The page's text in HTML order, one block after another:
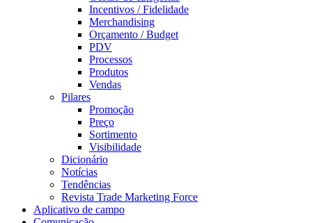
Incentivos / Fidelidade
Merchandising
Orçamento / Budget
PDV
Processos
Produtos
Vendas
Pilares
Promoção
Preço
Sortimento
Visibilidade
Dicionário
Notícias
Tendências
Revista Trade Marketing Force
Aplicativo de campo